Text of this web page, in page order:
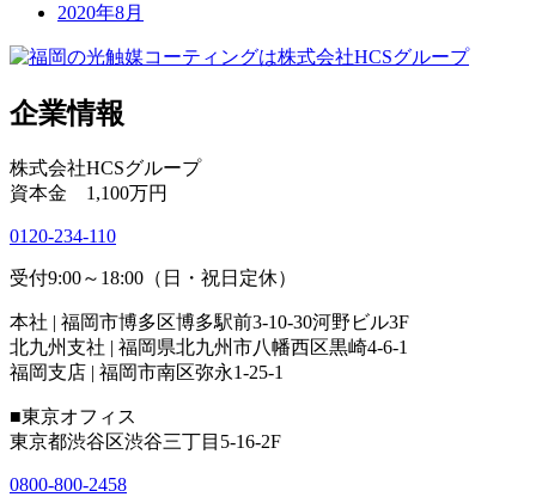
2020年8月
企業情報
株式会社HCSグループ
資本金 1,100万円
0120-234-110
受付9:00～18:00（日・祝日定休）
本社 | 福岡市博多区博多駅前3-10-30河野ビル3F
北九州支社 | 福岡県北九州市八幡西区黒崎4-6-1
福岡支店 | 福岡市南区弥永1-25-1
■東京オフィス
東京都渋谷区渋谷三丁目5-16-2F
0800-800-2458